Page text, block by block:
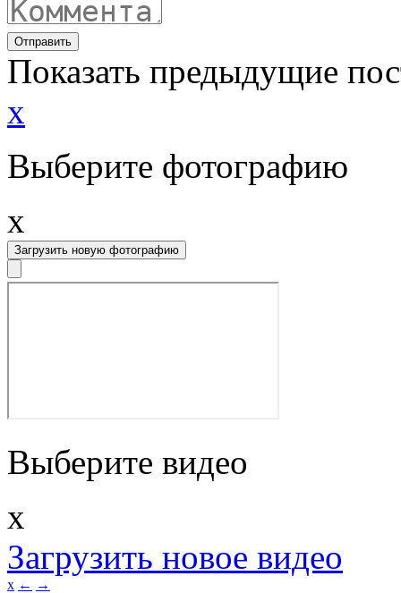
Отправить
Показать предыдущие
x
Выберите фотографию
x
Загрузить новую фотографию
Выберите видео
x
Загрузить новое видео
x ← →